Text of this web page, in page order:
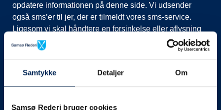
Samtykke Detaljer Om
Samsø Rederi bruger cookies
opdatere informationen på denne side. Vi udsender
også sms’er til jer, der er tilmeldt vores sms-service.
Ligesom vi skal håndtere en forsinkelse eller aflysning
ved at lukke afgange i vores system, evt. flytte kunder til
nye afgange, ringe til vognmænd der skal have flyttet
her på siden og ikke ringe eller skrive til os, da vi ikke